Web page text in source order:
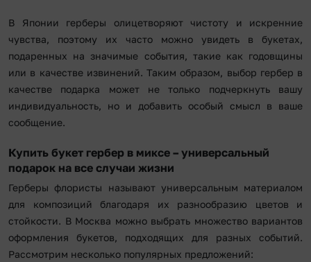
В Японии герберы олицетворяют чистоту и искренние
чувства, поэтому их часто можно увидеть в букетах,
подаренных на значимые события, такие как годовщины
или в качестве извинений. Таким образом, выбор гербер в
качестве подарка может не только подчеркнуть вашу
индивидуальность, но и добавить особый смысл в ваше
сообщение.
Купить букет гербер в миксе – универсальный
подарок на все случаи жизни
Герберы флористы называют универсальным материалом
для композиций благодаря их разнообразию цветов и
стойкости. В Москва можно выбрать множество вариантов
оформления букетов, подходящих для разных событий.
Рассмотрим несколько популярных предложений: